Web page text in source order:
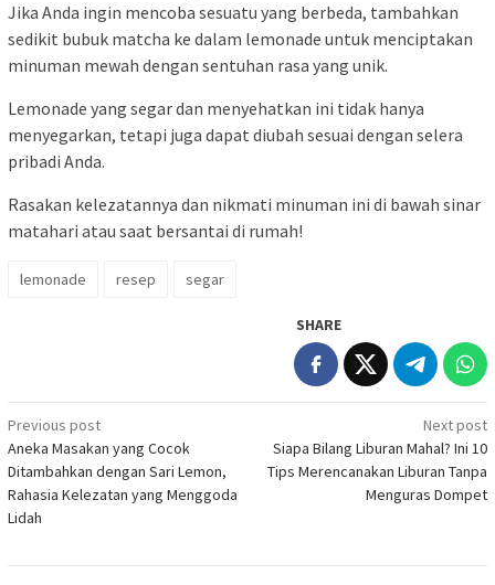
Jika Anda ingin mencoba sesuatu yang berbeda, tambahkan
sedikit bubuk matcha ke dalam lemonade untuk menciptakan
minuman mewah dengan sentuhan rasa yang unik.
Lemonade yang segar dan menyehatkan ini tidak hanya
menyegarkan, tetapi juga dapat diubah sesuai dengan selera
pribadi Anda.
Rasakan kelezatannya dan nikmati minuman ini di bawah sinar
matahari atau saat bersantai di rumah!
lemonade resep segar
SHARE
Post
navigation
Previous post
Aneka Masakan yang Cocok
Ditambahkan dengan Sari Lemon,
Rahasia Kelezatan yang Menggoda
Lidah
Next post
Siapa Bilang Liburan Mahal? Ini 10
Tips Merencanakan Liburan Tanpa
Menguras Dompet